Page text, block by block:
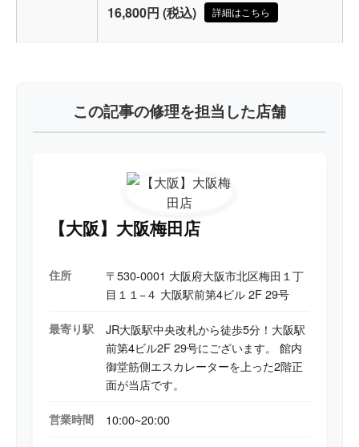
16,800円 (税込) 詳細はこちら
この記事の修理を担当した店舗
【大阪】大阪梅田店
住所
〒530-0001 大阪府大阪市北区梅田１丁
目１１−４ 大阪駅前第4ビル 2F 29号
最寄り駅
JR大阪駅中央改札から徒歩5分！大阪駅
前第4ビル2F 29号にございます。 館内
御堂筋側エスカレーターを上った2階正
面が当店です。
営業時間 10:00~20:00